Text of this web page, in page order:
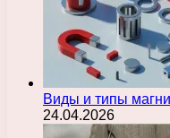
Виды и типы
24.04.2026